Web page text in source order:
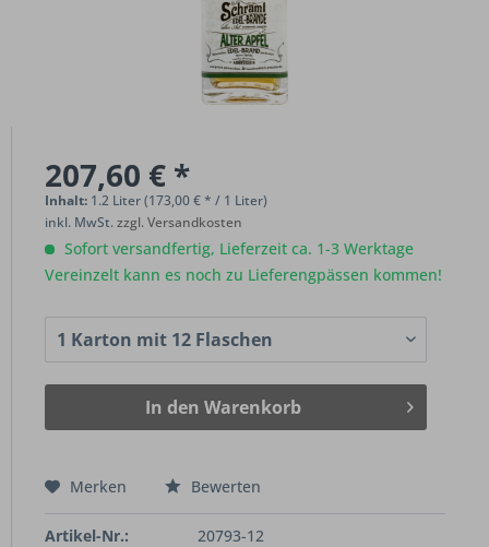
207,60 € *
Inhalt: 1.2 Liter (173,00 € * / 1 Liter)
inkl. MwSt.zzgl. Versandkosten
Sofort versandfertig, Lieferzeit ca. 1-3 Werktage
Vereinzelt kann es noch zu Lieferengpässen kommen!
In den Warenkorb
Merken Bewerten
Artikel-Nr.:
20793-12